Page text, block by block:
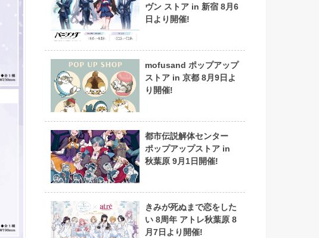
ヴン ストア in 新宿 8月6
日より開催!
mofusand ポップアップ
ストア in 京都 8月9日よ
り開催!
都市伝説解体センター
ポップアップストア in
秋葉原 9月1日開催!
きみが死ぬまで恋をした
い 8周年 アトレ秋葉原 8
月7日より開催!